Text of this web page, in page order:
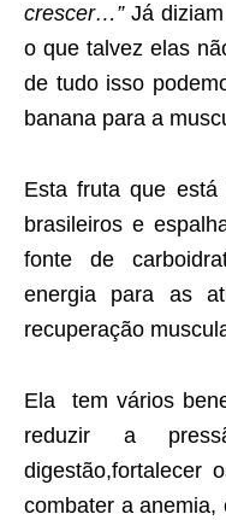
crescer…”Já diziam
o que talvez elas
de tudo isso
banana para a
Esta fruta que
brasileiros e
fonte de
energia para as
recuperação
Ela tem vários
reduzir a
digestão,fortalecer
combater a anemia,